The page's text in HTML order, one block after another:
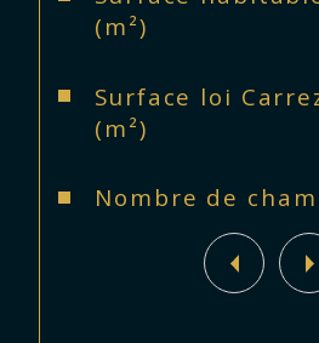
(m²)
Surface loi
(m²)
Nombre de